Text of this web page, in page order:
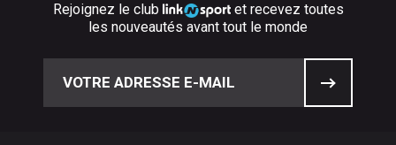
Rejoignez le club
et recevez toutes
les nouveautés avant tout le monde